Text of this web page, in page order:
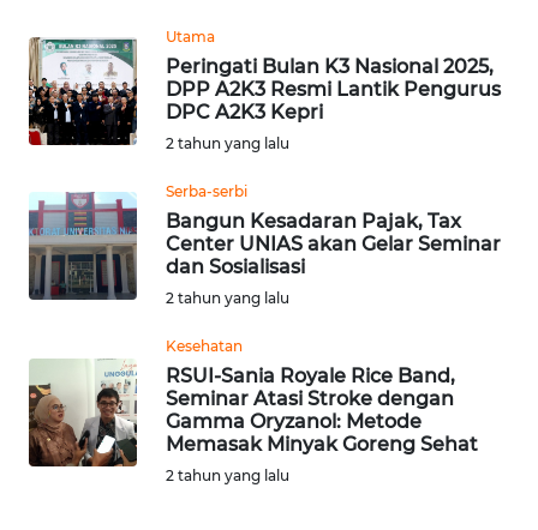
Utama
Peringati Bulan K3 Nasional 2025,
DPP A2K3 Resmi Lantik Pengurus
DPC A2K3 Kepri
2 tahun yang lalu
Serba-serbi
Bangun Kesadaran Pajak, Tax
Center UNIAS akan Gelar Seminar
dan Sosialisasi
2 tahun yang lalu
Kesehatan
RSUI-Sania Royale Rice Band,
Seminar Atasi Stroke dengan
Gamma Oryzanol: Metode
Memasak Minyak Goreng Sehat
2 tahun yang lalu
News
Regional
WN
SUMUT
WN
JAKARTA
WN
BANTEN